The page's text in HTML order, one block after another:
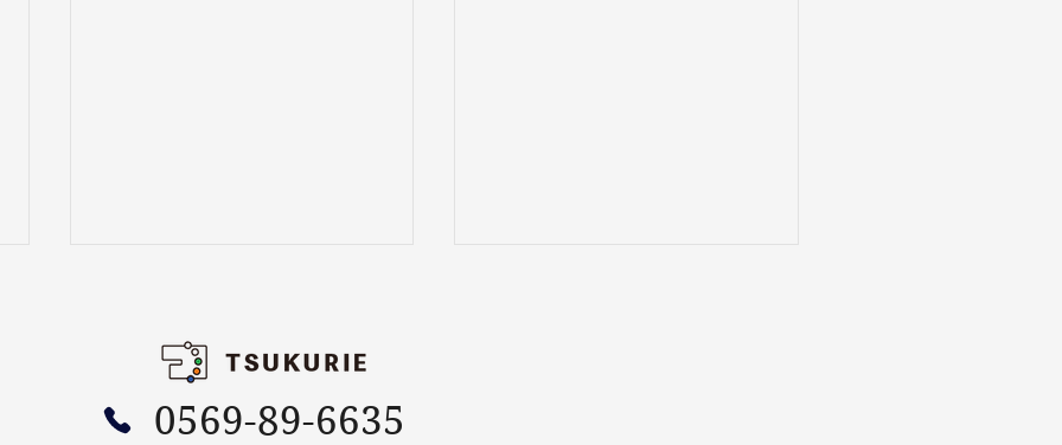
0569-89-6635